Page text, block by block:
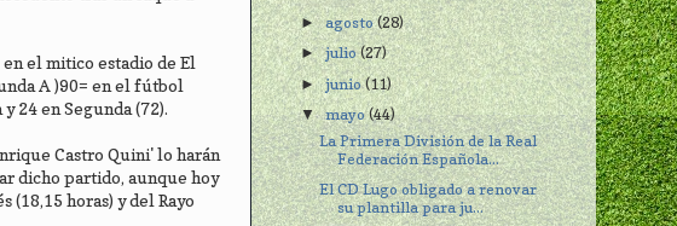
el mitico estadio de El
A )90= en el fútbol
24 en Segunda (72).
Castro Quini' lo harán
dicho partido, aunque hoy
(18,15 horas) y del Rayo
►agosto(28)
►julio(27)
►junio(11)
▼mayo(44)
La Primera División de la Real
Federación Española...
El CD Lugo obligado a renovar
su plantilla para ju...